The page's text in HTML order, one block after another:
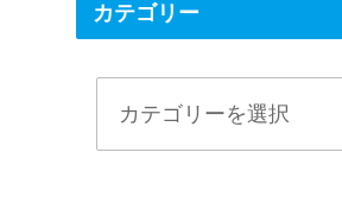
カテゴリー